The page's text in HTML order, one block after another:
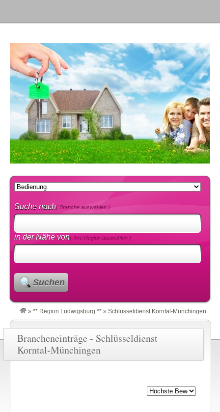
Suche nach( Branche auswählen )
in der Nähe von( Ihre Region auswählen )
Suchen
» ** Region Ludwigsburg ** » Schlüsseldienst Korntal-Münchingen
Brancheneinträge - Schlüsseldienst
Korntal-Münchingen